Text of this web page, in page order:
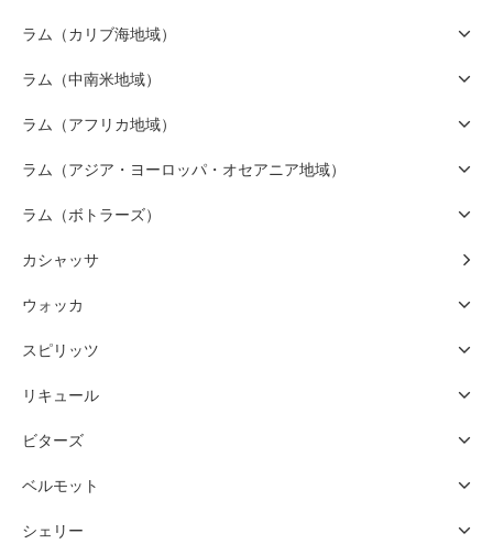
ラム（カリブ海地域）
ラム（中南米地域）
ラム（アフリカ地域）
ラム（アジア・ヨーロッパ・オセアニア地域）
ラム（ボトラーズ）
カシャッサ
ウォッカ
スピリッツ
リキュール
ビターズ
ベルモット
シェリー